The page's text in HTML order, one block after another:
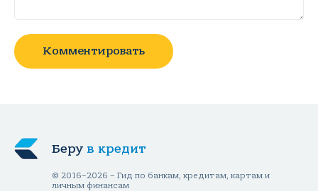
Комментировать
Беру в кредит
© 2016–2026 – Гид по банкам, кредитам, картам и
личным финансам